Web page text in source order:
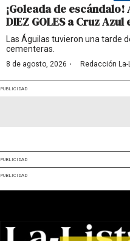
¡Goleada de
DIEZ GOLES a Cruz
Las Águilas tuvieron una tarde
cementeras.
8 de agosto, 2026 · Redacción La-
PUBLICIDAD
PUBLICIDAD
PUBLICIDAD